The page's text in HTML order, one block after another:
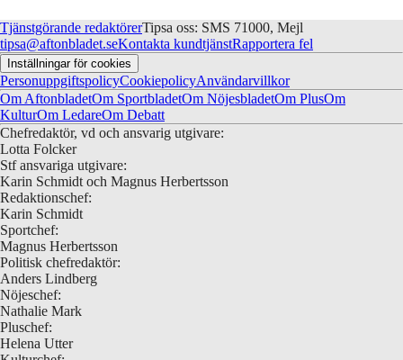
Tjänstgörande redaktörerTipsa oss: SMS 71000, Mejl
tipsa@aftonbladet.seKontakta kundtjänstRapportera fel
Inställningar för cookies
PersonuppgiftspolicyCookiepolicyAnvändarvillkor
Om AftonbladetOm SportbladetOm NöjesbladetOm PlusOm
KulturOm LedareOm Debatt
Chefredaktör, vd och ansvarig utgivare:
Lotta Folcker
Stf ansvariga utgivare:
Karin Schmidt och Magnus Herbertsson
Redaktionschef:
Karin Schmidt
Sportchef:
Magnus Herbertsson
Politisk chefredaktör:
Anders Lindberg
Nöjeschef:
Nathalie Mark
Pluschef:
Helena Utter